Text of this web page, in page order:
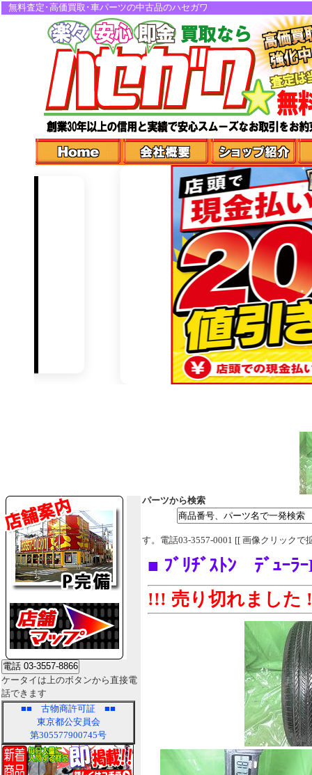
無料査定･高価買取･車パーツの中古品のハセガワ
ケータイは上のボタンから直接電
話できます
■■ 古物商許可証 ■■
東京都公安員会
第305577900745号
パーツから検索
す。電話03-3557-0001 [[ 画像クリックで
■ ﾌﾞﾘﾁﾞｽﾄﾝ ﾃﾞｭｰ
!!! 売り切れました